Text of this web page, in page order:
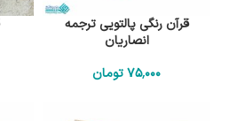
قرآن رنگی پالتویی ترجمه
انصاریان
75٬000تومان